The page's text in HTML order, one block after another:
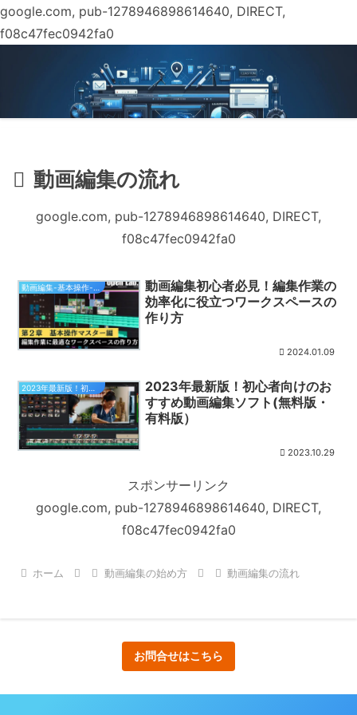
google.com, pub-1278946898614640, DIRECT,
f08c47fec0942fa0
動画編集の流れ
google.com, pub-1278946898614640, DIRECT,
f08c47fec0942fa0
動画編集-基本操作-設定編（無料）
動画編集初心者必見！編集作業の
効率化に役立つワークスペースの
作り方
2024.01.09
2023年最新版！初心者向けのお
すすめ動画編集ソフト(無料版・
有料版）
2023.10.29
スポンサーリンク
google.com, pub-1278946898614640, DIRECT,
f08c47fec0942fa0
ホーム 動画編集の始め方 動画編集の流れ
お問合せはこちら